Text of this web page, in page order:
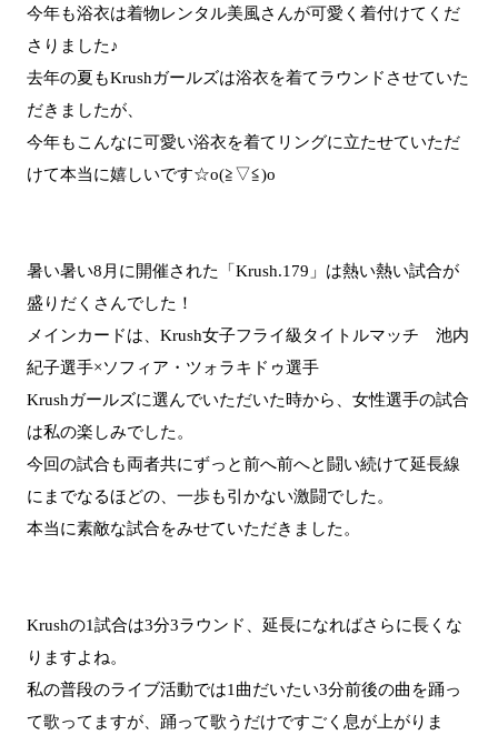
今年も浴衣は着物レンタル美風さんが可愛く着付けてくだ
さりました♪
去年の夏もKrushガールズは浴衣を着てラウンドさせていた
だきましたが、
今年もこんなに可愛い浴衣を着てリングに立たせていただ
けて本当に嬉しいです☆o(≧▽≦)o
暑い暑い8月に開催された「Krush.179」は熱い熱い試合が
盛りだくさんでした！
メインカードは、Krush女子フライ級タイトルマッチ 池内
紀子選手×ソフィア・ツォラキドゥ選手
Krushガールズに選んでいただいた時から、女性選手の試合
は私の楽しみでした。
今回の試合も両者共にずっと前へ前へと闘い続けて延長線
にまでなるほどの、一歩も引かない激闘でした。
本当に素敵な試合をみせていただきました。
Krushの1試合は3分3ラウンド、延長になればさらに長くな
りますよね。
私の普段のライブ活動では1曲だいたい3分前後の曲を踊っ
て歌ってますが、踊って歌うだけですごく息が上がりま